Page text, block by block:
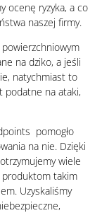
ocenę ryzyka, a co
naszej firmy.
powierzchniowym
na dziko, a jeśli
natychmiast to
podatne na ataki,
pomogło
na nie. Dzięki
wiele
produktom takim
Uzyskaliśmy